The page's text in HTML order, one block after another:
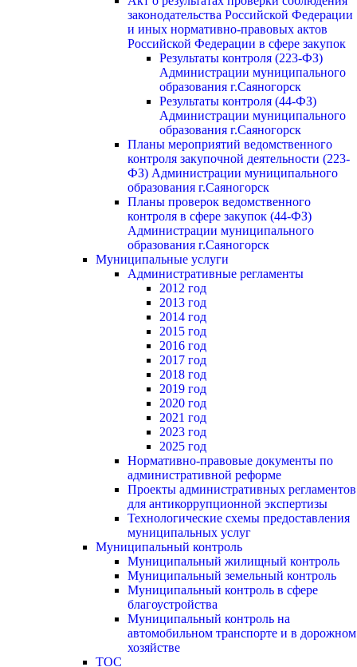
законодательства Российской Федерации
и иных нормативно-правовых актов
Российской Федерации в сфере закупок
Результаты контроля (223-ФЗ)
Администрации муниципального
образования г.Саяногорск
Результаты контроля (44-ФЗ)
Администрации муниципального
образования г.Саяногорск
Планы мероприятий ведомственного
контроля закупочной деятельности (223-
ФЗ) Администрации муниципального
образования г.Саяногорск
Планы проверок ведомственного
контроля в сфере закупок (44-ФЗ)
Администрации муниципального
образования г.Саяногорск
Муниципальные услуги
Административные регламенты
2012 год
2013 год
2014 год
2015 год
2016 год
2017 год
2018 год
2019 год
2020 год
2021 год
2023 год
2025 год
Нормативно-правовые документы по
административной реформе
Проекты административных регламентов
для антикоррупционной экспертизы
Технологические схемы предоставления
муниципальных услуг
Муниципальный контроль
Муниципальный жилищный контроль
Муниципальный земельный контроль
Муниципальный контроль в сфере
благоустройства
Муниципальный контроль на
автомобильном транспорте и в дорожном
хозяйстве
ТОС